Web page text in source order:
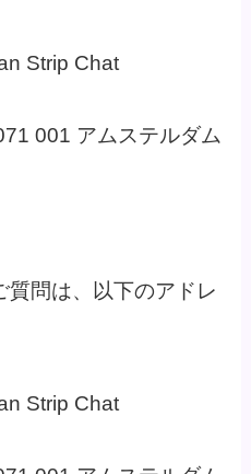
Strip Chat
001 アムステルダム
質問は、以下のアドレ
Strip Chat